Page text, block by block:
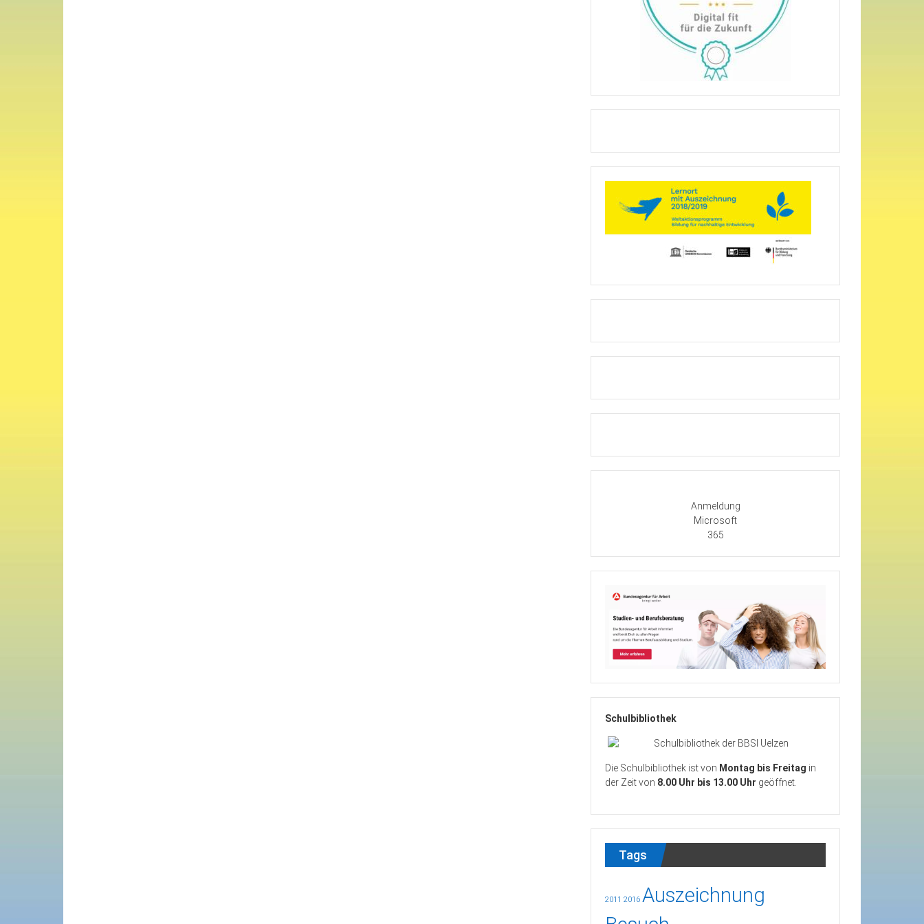
Anmeldung
Microsoft
365
Schulbibliothek
Die Schulbibliothek ist von Montag bis Freitag in
der Zeit von 8.00 Uhr bis 13.00 Uhr geöffnet.
Tags
2011 2016 Auszeichnung